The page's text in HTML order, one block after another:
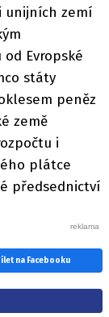
unijních zemí
Evropské
státy
peněz
země
i
plátce
předsednictví
na Facebooku